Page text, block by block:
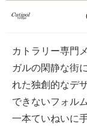
カトラリー専門
ガルの閑静な街
れた独創的なデ
できないフォル
一本ていねいに